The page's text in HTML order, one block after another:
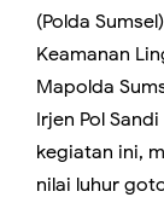
(Polda
Keamanan
Mapolda
Irjen Pol
kegiatan ini,
nilai luhur